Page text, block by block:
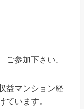
ご参加下さい。
益マンション経
ています。